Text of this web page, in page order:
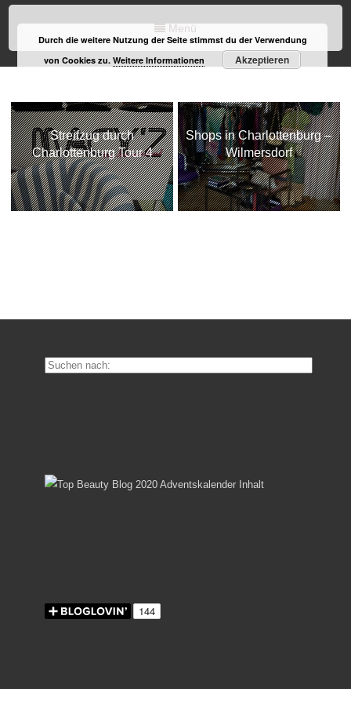
Menü
Streifzug durch
Charlottenburg Tour 4
Shops in Charlottenburg –
Wilmersdorf
Durch die weitere Nutzung der Seite stimmst du der Verwendung
von Cookies zu.Weitere Informationen Akzeptieren